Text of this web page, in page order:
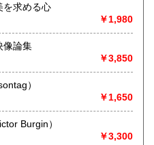
棟倉庫に保管していますの
兼ねます。ご来店にてお求
下さいませ。
求める心
￥1,980
像論集
￥3,850
susan sontag）
￥1,650
Photography （Victor Burgin）
￥3,300